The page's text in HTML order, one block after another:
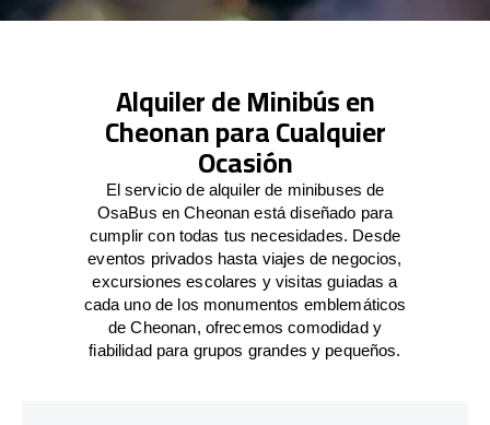
Alquiler de Minibús en
Cheonan para Cualquier
Ocasión
El servicio de alquiler de minibuses de
OsaBus en Cheonan está diseñado para
cumplir con todas tus necesidades. Desde
eventos privados hasta viajes de negocios,
excursiones escolares y visitas guiadas a
cada uno de los monumentos emblemáticos
de Cheonan, ofrecemos comodidad y
fiabilidad para grupos grandes y pequeños.